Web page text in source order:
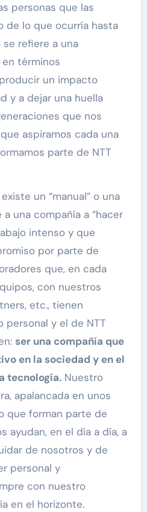
personas que las
de lo que ocurría hasta
refiere a una
términos
un impacto
y a dejar una huella
que nos
aspiramos cada una
parte de NTT
un “manual” o una
una compañía a “hacer
intenso y que
por parte de
que, en cada
con nuestros
etc., tienen
y el de NTT
ser una compañía que
en la sociedad y en el
tecnología.Nuestro
apalancada en unos
que forman parte de
ayudan, en el día a día, a
de nosotros y de
personal y
con nuestro
en el horizonte.